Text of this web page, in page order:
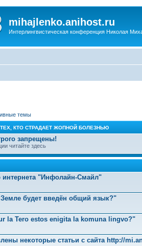
mihajlenko.anihost.ru
Интерлингвистическая конференция Николая
темы
КТО СТРАДАЕТ ЖОПНОЙ БОЛЕЗНЬЮ
запрещены!
читайте здесь
интернета "Инфолайн-Смайл"
Земле будет введён общий язык?"
la Tero estos enigita la komuna lingvo?"
некоторые статьи с сайта http://